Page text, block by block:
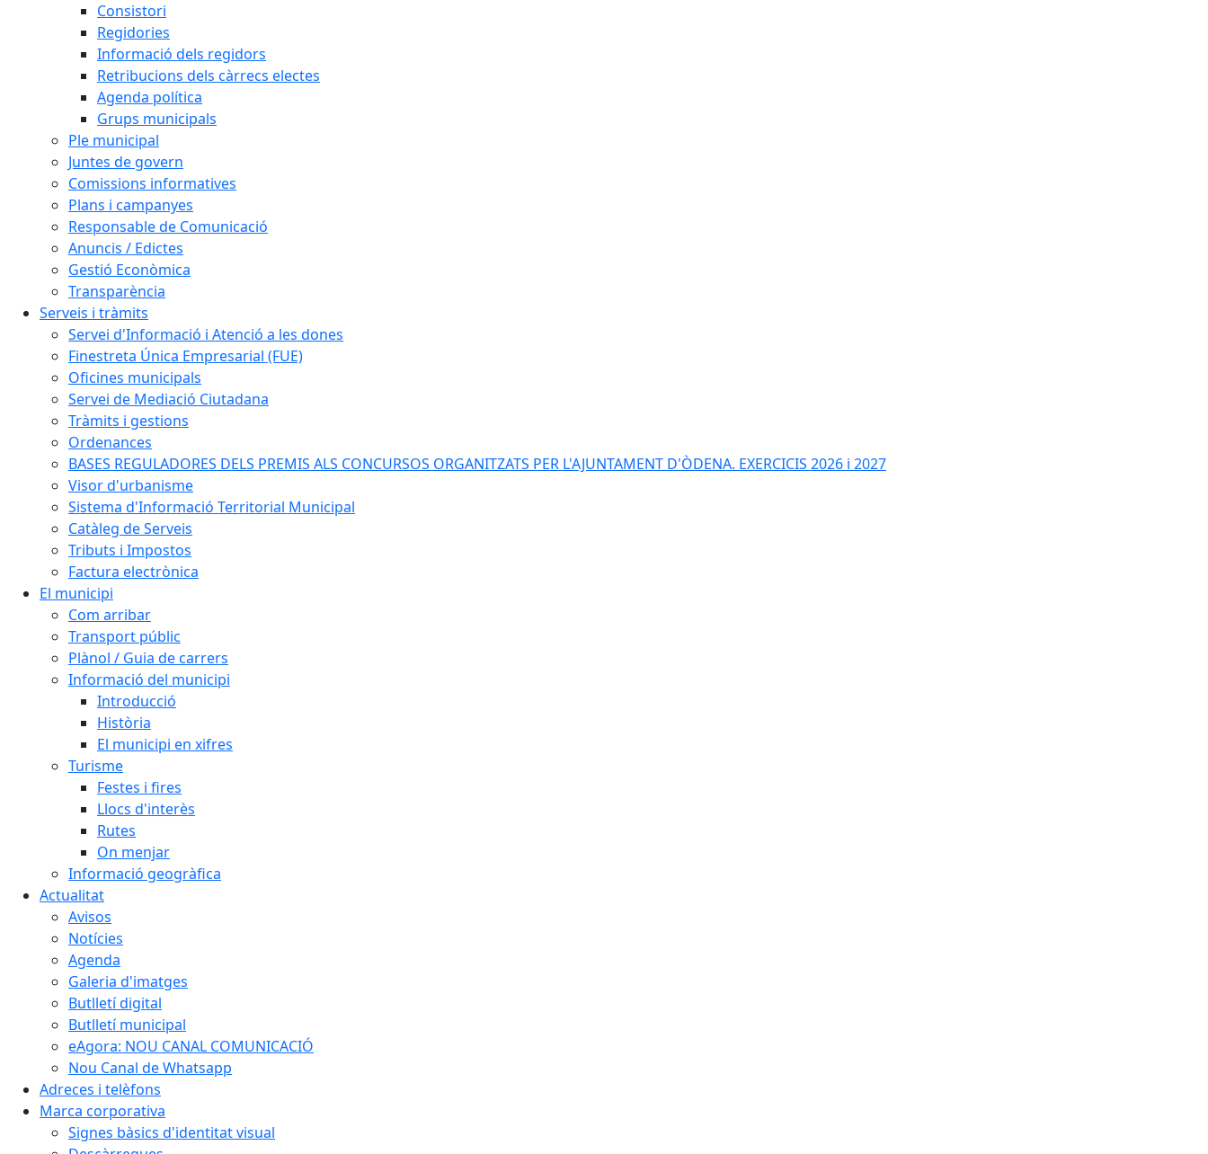
Consistori
Regidories
Informació dels regidors
Retribucions dels càrrecs electes
Agenda política
Grups municipals
Ple municipal
Juntes de govern
Comissions informatives
Plans i campanyes
Responsable de Comunicació
Anuncis / Edictes
Gestió Econòmica
Transparència
Serveis i tràmits
Servei d'Informació i Atenció a les dones
Finestreta Única Empresarial (FUE)
Oficines municipals
Servei de Mediació Ciutadana
Tràmits i gestions
Ordenances
BASES REGULADORES DELS PREMIS ALS CONCURSOS ORGANITZATS PER L'AJUNTAMENT D'ÒDENA. EXERCICIS 2026 i 2027
Visor d'urbanisme
Sistema d'Informació Territorial Municipal
Catàleg de Serveis
Tributs i Impostos
Factura electrònica
El municipi
Com arribar
Transport públic
Plànol / Guia de carrers
Informació del municipi
Introducció
Història
El municipi en xifres
Turisme
Festes i fires
Llocs d'interès
Rutes
On menjar
Informació geogràfica
Actualitat
Avisos
Notícies
Agenda
Galeria d'imatges
Butlletí digital
Butlletí municipal
eAgora: NOU CANAL COMUNICACIÓ
Nou Canal de Whatsapp
Adreces i telèfons
Marca corporativa
Signes bàsics d'identitat visual